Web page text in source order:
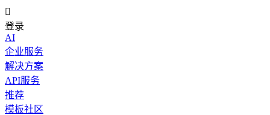

登录
AI
企业服务
解决方案
API服务
推荐
模板社区